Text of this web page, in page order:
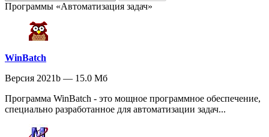
Программы «Автоматизация задач»
WinBatch
Версия 2021b — 15.0 Мб
Программа WinBatch - это мощное программное обеспечение,
специально разработанное для автоматизации задач...